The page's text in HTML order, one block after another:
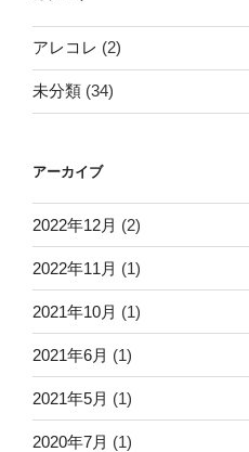
アレコレ (2)
未分類 (34)
アーカイブ
2022年12月 (2)
2022年11月 (1)
2021年10月 (1)
2021年6月 (1)
2021年5月 (1)
2020年7月 (1)